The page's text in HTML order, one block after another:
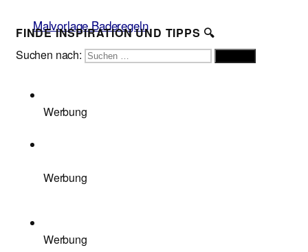
Malvorlage Baderegeln
FINDE INSPIRATION UND TIPPS 🔍
Suchen nach:
Werbung
Werbung
Werbung